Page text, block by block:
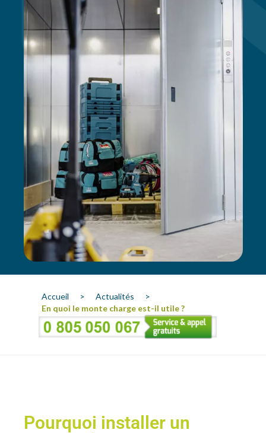
Accueil > Actualités
>
En quoi le monte charge est-il utile ?
Pourquoi installer un